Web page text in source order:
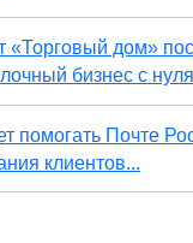
«Торговый дом»
бизнес с
помогать Почте
клиентов...